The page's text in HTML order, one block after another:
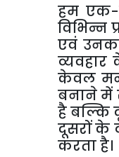
हम एक-
विभिन्न
एवं
व्यवहार
केवल
बनानेमें
हैबल्कि
दूसरोंके
करताहै।